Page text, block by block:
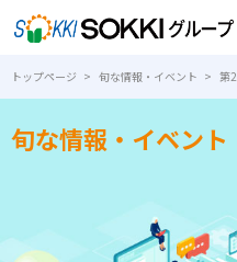
トップページ 旬な情報・イベント 第
旬な情報・イベント